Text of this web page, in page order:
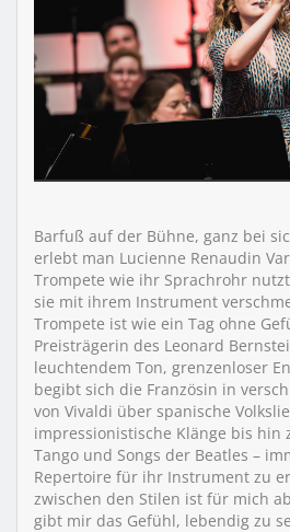
Barfuß auf der Bühne, ganz bei
erlebt man Lucienne Renaudin
Trompete wie ihr Sprachrohr
sie mit ihrem Instrument
Trompete ist wie ein Tag ohne
Preisträgerin des Leonard
leuchtendem Ton, grenzenloser
begibt sich die Französin in
von Vivaldi über spanische
impressionistische Klänge bis hin
Tango und Songs der Beatles –
Repertoire für ihr Instrument zu
zwischen den Stilen ist für mich
gibt mir das Gefühl, lebendig zu